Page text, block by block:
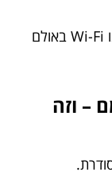
אם אחת השכבות חלשה, הכול מרגיש כמו Wi-Fi באולם
– וזה